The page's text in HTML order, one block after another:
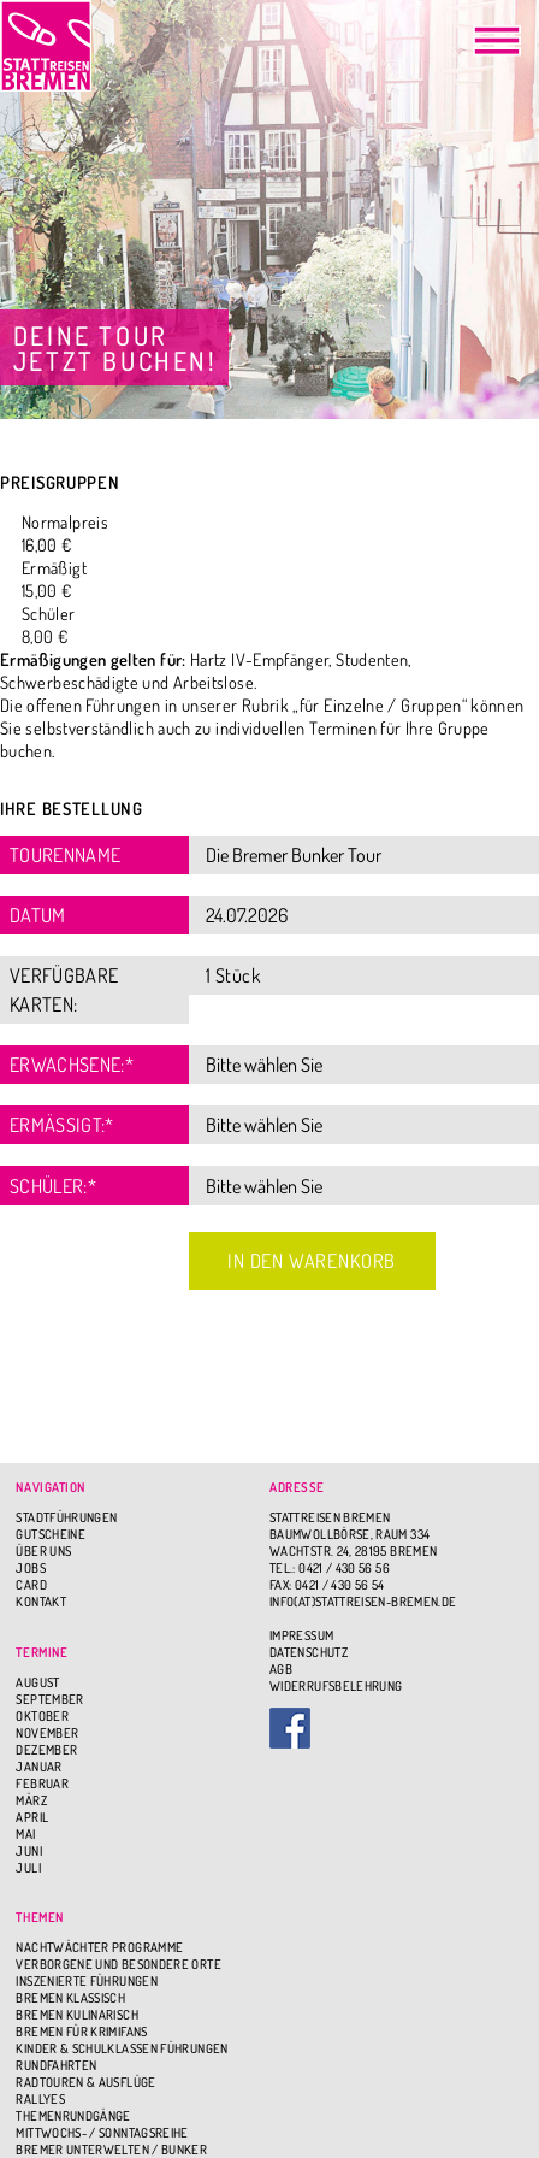
DEINE TOUR
JETZT BUCHEN!
PREISGRUPPEN
Normalpreis
16,00 €
Ermäßigt
15,00 €
Schüler
8,00 €
Ermäßigungen gelten für: Hartz IV-Empfänger, Studenten,
Schwerbeschädigte und Arbeitslose.
Die offenen Führungen in unserer Rubrik „für Einzelne / Gruppen“ können
Sie selbstverständlich auch zu individuellen Terminen für Ihre Gruppe
buchen.
IHRE BESTELLUNG
TOURENNAME
DATUM
VERFÜGBARE
KARTEN:
1 Stück
ERWACHSENE:*
ERMÄSSIGT:*
SCHÜLER:*
NAVIGATION
STADTFÜHRUNGEN
GUTSCHEINE
ÜBER UNS
JOBS
CARD
KONTAKT
TERMINE
AUGUST
SEPTEMBER
OKTOBER
NOVEMBER
DEZEMBER
JANUAR
FEBRUAR
MÄRZ
APRIL
MAI
JUNI
JULI
THEMEN
NACHTWÄCHTER PROGRAMME
VERBORGENE UND BESONDERE ORTE
INSZENIERTE FÜHRUNGEN
BREMEN KLASSISCH
BREMEN KULINARISCH
BREMEN FÜR KRIMIFANS
KINDER & SCHULKLASSEN FÜHRUNGEN
RUNDFAHRTEN
RADTOUREN & AUSFLÜGE
RALLYES
THEMENRUNDGÄNGE
MITTWOCHS- / SONNTAGSREIHE
BREMER UNTERWELTEN / BUNKER
ADRESSE
STATTREISEN BREMEN
BAUMWOLLBÖRSE, RAUM 334
WACHTSTR. 24, 28195 BREMEN
TEL.: 0421 / 430 56 56
FAX: 0421 / 430 56 54
INFO(AT)STATTREISEN-BREMEN.DE
IMPRESSUM
DATENSCHUTZ
AGB
WIDERRUFSBELEHRUNG